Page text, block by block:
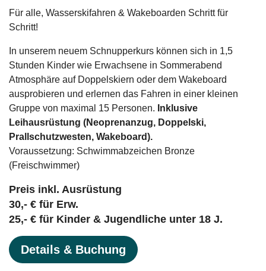
Für alle, Wasserskifahren & Wakeboarden Schritt für
Schritt!
In unserem neuem Schnupperkurs können sich in 1,5
Stunden Kinder wie Erwachsene in Sommerabend
Atmosphäre auf Doppelskiern oder dem Wakeboard
ausprobieren und erlernen das Fahren in einer kleinen
Gruppe von maximal 15 Personen. Inklusive
Leihausrüstung (Neoprenanzug, Doppelski,
Prallschutzwesten, Wakeboard).
Voraussetzung: Schwimmabzeichen Bronze
(Freischwimmer)
Preis inkl. Ausrüstung
30,- € für Erw.
25,- € für Kinder & Jugendliche unter 18 J.
Details & Buchung